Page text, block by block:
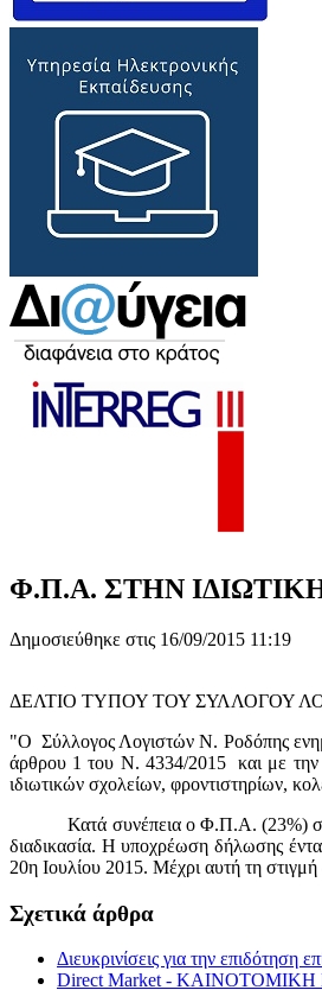
Φ.Π.Α. ΣΤΗΝ
Δημοσιεύθηκε στις 16/09/2015 11:19
ΔΕΛΤΙΟ ΤΥΠΟΥ ΤΟΥ ΣΥΛΛΟΓΟΥ
"Ο Σύλλογος Λογιστών Ν. Ροδόπης
άρθρου 1 του Ν. 4334/2015 και με την
ιδιωτικών σχολείων, φροντιστηρίων,
Κατά συνέπεια ο Φ.Π.Α. (23%) στην
διαδικασία. Η υποχρέωση δήλωσης
20η Ιουλίου 2015. Μέχρι αυτή τη
Σχετικά άρθρα
Διευκρινίσεις για την
Direct Market -